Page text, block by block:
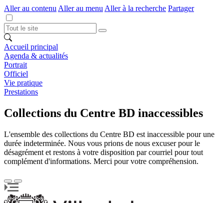
Aller au contenu Aller au menu Aller à la recherche Partager
Accueil principal
Agenda & actualités
Portrait
Officiel
Vie pratique
Prestations
Collections du Centre BD inaccessibles
L'ensemble des collections du Centre BD est inaccessible pour une
durée indeterminée. Nous vous prions de nous excuser pour le
désagrément et restons à votre disposition par courriel pour tout
complément d'informations. Merci pour votre compréhension.